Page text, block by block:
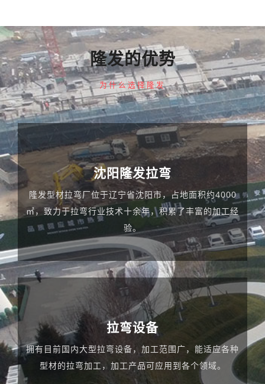
隆发的优势
为什么选择隆发
沈阳隆发拉弯
隆发型材拉弯厂位于辽宁省沈阳市，占地面积约4000
㎡，致力于拉弯行业技术十余年，积累了丰富的加工经
验。
拉弯设备
拥有目前国内大型拉弯设备，加工范围广，能适应各种
型材的拉弯加工，加工产品可应用到各个领域。